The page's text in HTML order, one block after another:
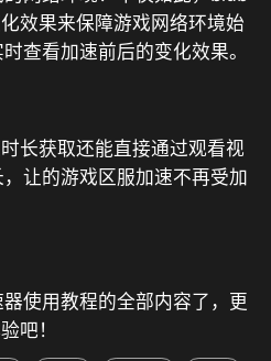
效果来保障游戏网络环境始
查看加速前后的变化效果。
长获取还能直接通过观看视
让的游戏区服加速不再受加
使用教程的全部内容了，更
吧！